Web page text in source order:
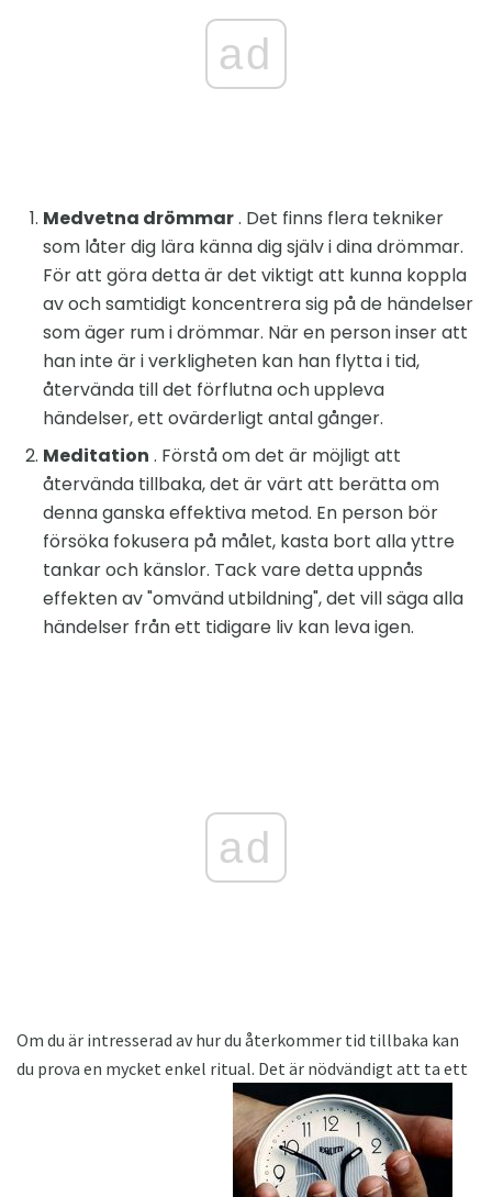
ad
Medvetna drömmar. Det finns flera tekniker
som låter dig lära känna dig själv i dina drömmar.
För att göra detta är det viktigt att kunna koppla
av och samtidigt koncentrera sig på de händelser
som äger rum i drömmar. När en person inser att
han inte är i verkligheten kan han flytta i tid,
återvända till det förflutna och uppleva
händelser, ett ovärderligt antal gånger.
Meditation . Förstå om det är möjligt att
återvända tillbaka, det är värt att berätta om
denna ganska effektiva metod. En person bör
försöka fokusera på målet, kasta bort alla yttre
tankar och känslor. Tack vare detta uppnås
effekten av "omvänd utbildning", det vill säga alla
händelser från ett tidigare liv kan leva igen.
ad
Om du är intresserad av hur du återkommer tid tillbaka kan
du prova en mycket enkel ritual. Det är nödvändigt att ta ett